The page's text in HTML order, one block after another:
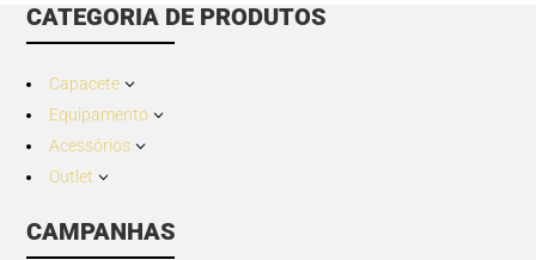
CATEGORIA DE PRODUTOS
Capacete 3
Equipamento 3
Acessórios 3
Outlet 3
CAMPANHAS